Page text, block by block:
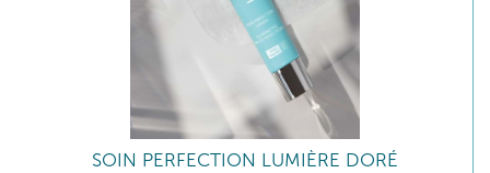
SOIN PERFECTION LUMIÈRE DORÉ